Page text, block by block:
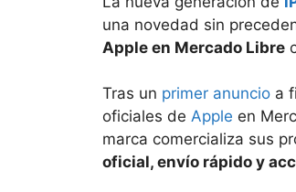
una novedad sin
Apple en Mercado Libre
Tras un primer anuncio a
oficiales de Apple en
marca comercializa sus
oficial, envío rápido y